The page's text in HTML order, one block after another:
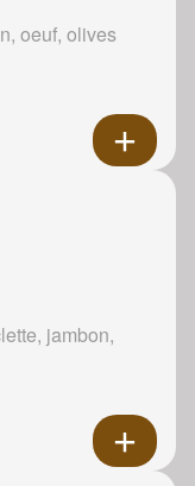
oeuf, olives
jambon,